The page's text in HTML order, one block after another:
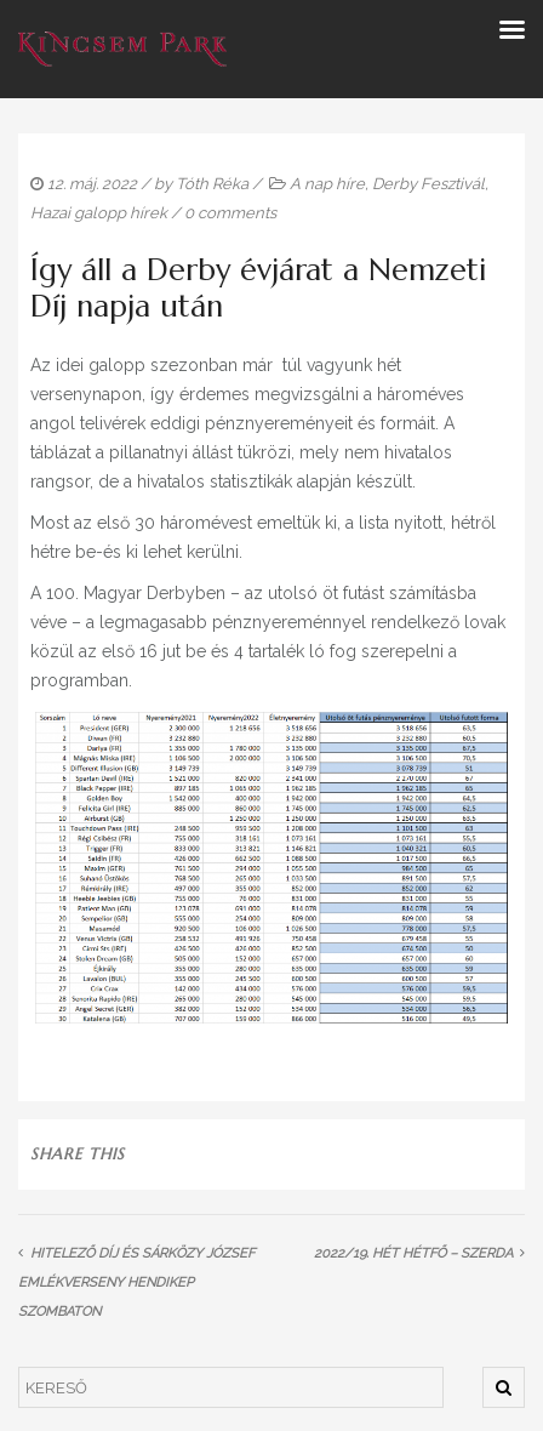
12. máj. 2022/ by Tóth Réka/ A nap híre, Derby Fesztivál,
Hazai galopp hírek/0 comments
Így áll a Derby évjárat a Nemzeti
Díj napja után
Az idei galopp szezonban már túl vagyunk hét
versenynapon, így érdemes megvizsgálni a hároméves
angol telivérek eddigi pénznyereményeit és formáit. A
táblázat a pillanatnyi állást tükrözi, mely nem hivatalos
rangsor, de a hivatalos statisztikák alapján készült.
Most az első 30 háromévest emeltük ki, a lista nyitott, hétről
hétre be-és ki lehet kerülni.
A 100. Magyar Derbyben – az utolsó öt futást számításba
véve – a legmagasabb pénznyereménnyel rendelkező lovak
közül az első 16 jut be és 4 tartalék ló fog szerepelni a
programban.
SHARE THIS
HITELEZŐ DÍJ ÉS SÁRKÖZY JÓZSEF
EMLÉKVERSENY HENDIKEP
SZOMBATON
2022/19. HÉT HÉTFŐ – SZERDA